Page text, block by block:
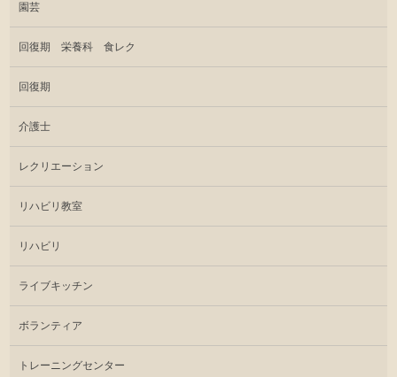
園芸
回復期 栄養科 食レク
回復期
介護士
レクリエーション
リハビリ教室
リハビリ
ライブキッチン
ボランティア
トレーニングセンター